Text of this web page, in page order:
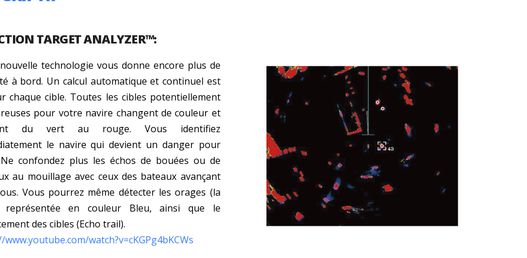
TARGET ANALYZER™:
technologie vous donne encore plus de
à bord. Un calcul automatique et continuel est
chaque cible. Toutes les cibles potentiellement
pour votre navire changent de couleur et
du vert au rouge. Vous identifiez
le navire qui devient un danger pour
confondez plus les échos de bouées ou de
au mouillage avec ceux des bateaux avançant
Vous pourrez même détecter les orages (la
représentée en couleur Bleu, ainsi que le
des cibles (Echo trail).
watch?v=cKGPg4bKCWs